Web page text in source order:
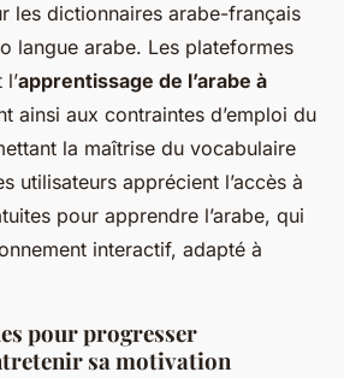
les dictionnaires arabe-français
langue arabe. Les plateformes
apprentissage de l’arabe à
ainsi aux contraintes d’emploi du
la maîtrise du vocabulaire
utilisateurs apprécient l’accès à
pour apprendre l’arabe, qui
interactif, adapté à
pour progresser
sa motivation